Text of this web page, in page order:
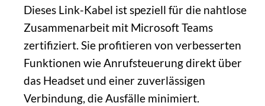
Dieses Link-Kabel ist speziell für die nahtlose
Zusammenarbeit mit Microsoft Teams
zertifiziert. Sie profitieren von verbesserten
Funktionen wie Anrufsteuerung direkt über
das Headset und einer zuverlässigen
Verbindung, die Ausfälle minimiert.